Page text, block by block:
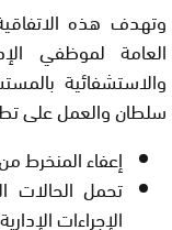
وتهدف هذه
العامة لموظفي
والاستشفائية
سلطان والعمل على
إعفاء
تحمل الحالات
الإجراءات